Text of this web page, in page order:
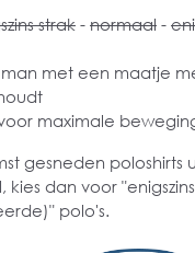
strak - normaal -
met een maatje
maximale
gesneden poloshirts
kies dan voor
polo's.